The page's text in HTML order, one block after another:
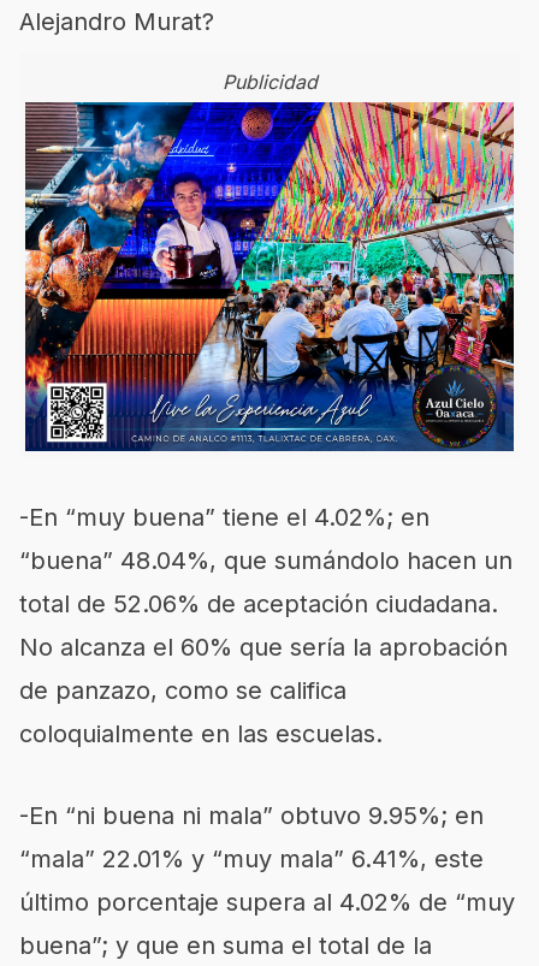
Alejandro Murat?
Publicidad
-En “muy buena” tiene el 4.02%; en
“buena” 48.04%, que sumándolo hacen un
total de 52.06% de aceptación ciudadana.
No alcanza el 60% que sería la aprobación
de panzazo, como se califica
coloquialmente en las escuelas.
-En “ni buena ni mala” obtuvo 9.95%; en
“mala” 22.01% y “muy mala” 6.41%, este
último porcentaje supera al 4.02% de “muy
buena”; y que en suma el total de la